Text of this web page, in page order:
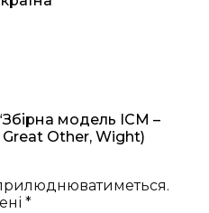
модель ICM –
Other, Wight)
*